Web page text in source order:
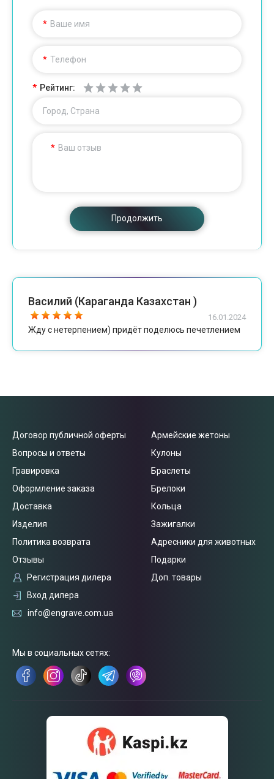
Ваше имя
Телефон
Рейтинг:
Город, Страна
Ваш отзыв
Продолжить
Василий (Караганда Казахстан )
16.01.2024
Жду с нетерпением) придёт поделюсь печетлением
Договор публичной оферты
Вопросы и ответы
Гравировка
Оформление заказа
Доставка
Изделия
Политика возврата
Отзывы
Регистрация дилера
Вход дилера
Армейские жетоны
Кулоны
Браслеты
Брелоки
Кольца
Зажигалки
Адресники для животных
Подарки
Доп. товары
info@engrave.com.ua
Мы в социальных сетях: